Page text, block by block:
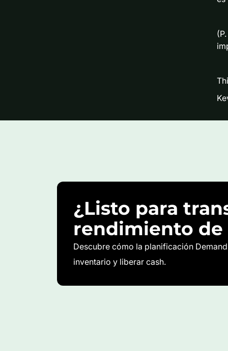
¿Listo para
rendimiento
Descubre cómo la planificación
inventario y liberar cash.